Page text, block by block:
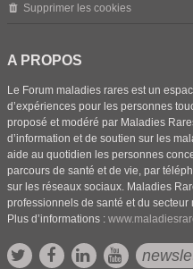
Supprimer les cookies
A PROPOS
Le Forum maladies rares est un
d’expériences pour les personnes
proposé et modéré par Maladies
d’information et de soutien sur les
aide au quotidien les personnes
parcours de santé et de vie, par
sur les réseaux sociaux. Maladies
professionnels de santé et du secteur
Plus d’informations :